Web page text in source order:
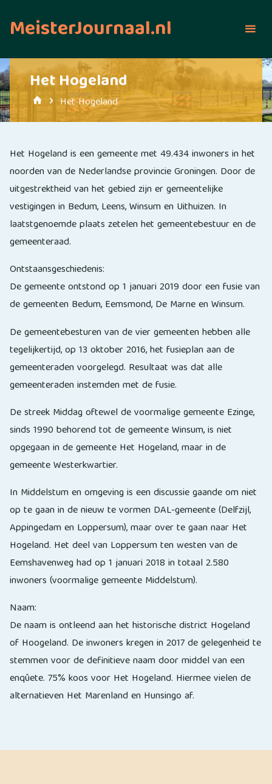
naar
inhoud
MeisterJournaal.nl
Het Hogeland
HomeHet Hogeland
Het Hogeland is een gemeente met 49.434 inwoners in het
noorden van de Nederlandse provincie Groningen. Door de
uitgestrektheid van het gebied zijn er gemeentelijke
vestigingen in Bedum, Leens, Winsum en Uithuizen. In
laatstgenoemde plaats zetelen het gemeentebestuur en de
gemeenteraad.
Ontstaansgeschiedenis:
De gemeente ontstond op 1 januari 2019 door een fusie van
de gemeenten Bedum, Eemsmond, De Marne en Winsum.
De gemeentebesturen van de vier gemeenten hebben alle
tegelijkertijd, op 13 oktober 2016, het fusieplan aan de
gemeenteraden voorgelegd. Resultaat was dat alle
gemeenteraden instemden met de fusie.
De streek Middag oftewel de voormalige gemeente Ezinge,
sinds 1990 behorend tot de gemeente Winsum, is niet
opgegaan in de gemeente Het Hogeland, maar in de
gemeente Westerkwartier.
In Middelstum en omgeving is een discussie gaande om niet
op te gaan in de nieuw te vormen DAL-gemeente (Delfzijl,
Appingedam en Loppersum), maar over te gaan naar Het
Hogeland. Het deel van Loppersum ten westen van de
Eemshavenweg had op 1 januari 2018 in totaal 2.580
inwoners (voormalige gemeente Middelstum).
Naam:
De naam is ontleend aan het historische district Hogeland
of Hoogeland. De inwoners kregen in 2017 de gelegenheid te
stemmen voor de definitieve naam door middel van een
enqûete. 75% koos voor Het Hogeland. Hiermee vielen de
alternatieven Het Marenland en Hunsingo af.